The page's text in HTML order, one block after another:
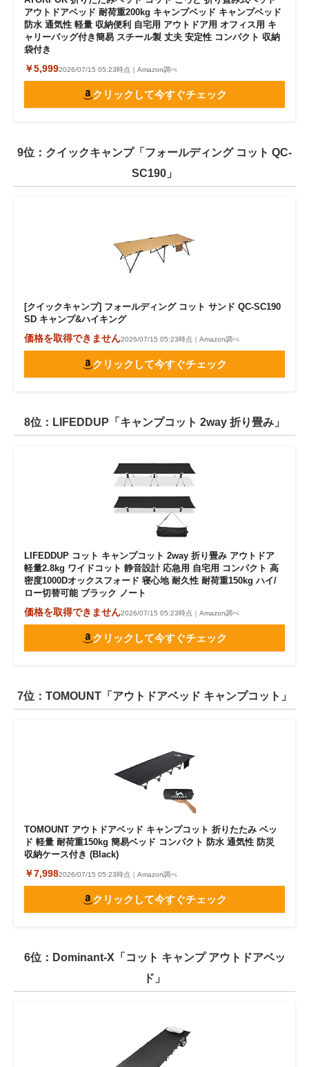
アウトドアベッド 耐荷重200kg キャンプベッド キャンプベッド
防水 通気性 軽量 収納便利 自宅用 アウトドア用 オフィス用 キ
ャリーバッグ付き簡易 スチール製 丈夫 安定性 コンパクト 収納
袋付き
￥5,9992026/07/15 05:23時点｜Amazon調べ
クリックして今すぐチェック
9位：クイックキャンプ「フォールディング コット QC-
SC190」
[クイックキャンプ] フォールディング コット サンド QC-SC190
SD キャンプ&ハイキング
価格を取得できません2026/07/15 05:23時点｜Amazon調べ
クリックして今すぐチェック
8位：LIFEDDUP「キャンプコット 2way 折り畳み」
LIFEDDUP コット キャンプコット 2way 折り畳み アウトドア
軽量2.8kg ワイドコット 静音設計 応急用 自宅用 コンパクト 高
密度1000Dオックスフォード 寝心地 耐久性 耐荷重150kg ハイ/
ロー切替可能 ブラック ノート
価格を取得できません2026/07/15 05:23時点｜Amazon調べ
クリックして今すぐチェック
7位：TOMOUNT「アウトドアベッド キャンプコット」
TOMOUNT アウトドアベッド キャンプコット 折りたたみ ベッ
ド 軽量 耐荷重150kg 簡易ベッド コンパクト 防水 通気性 防災
収納ケース付き (Black)
￥7,9982026/07/15 05:23時点｜Amazon調べ
クリックして今すぐチェック
6位：Dominant-X「コット キャンプ アウトドアベッ
ド」